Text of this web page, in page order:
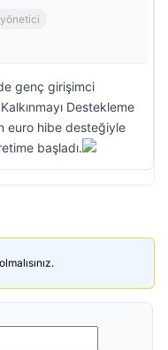
genç girişimci
Destekleme
euro hibe desteğiyle
başladı.